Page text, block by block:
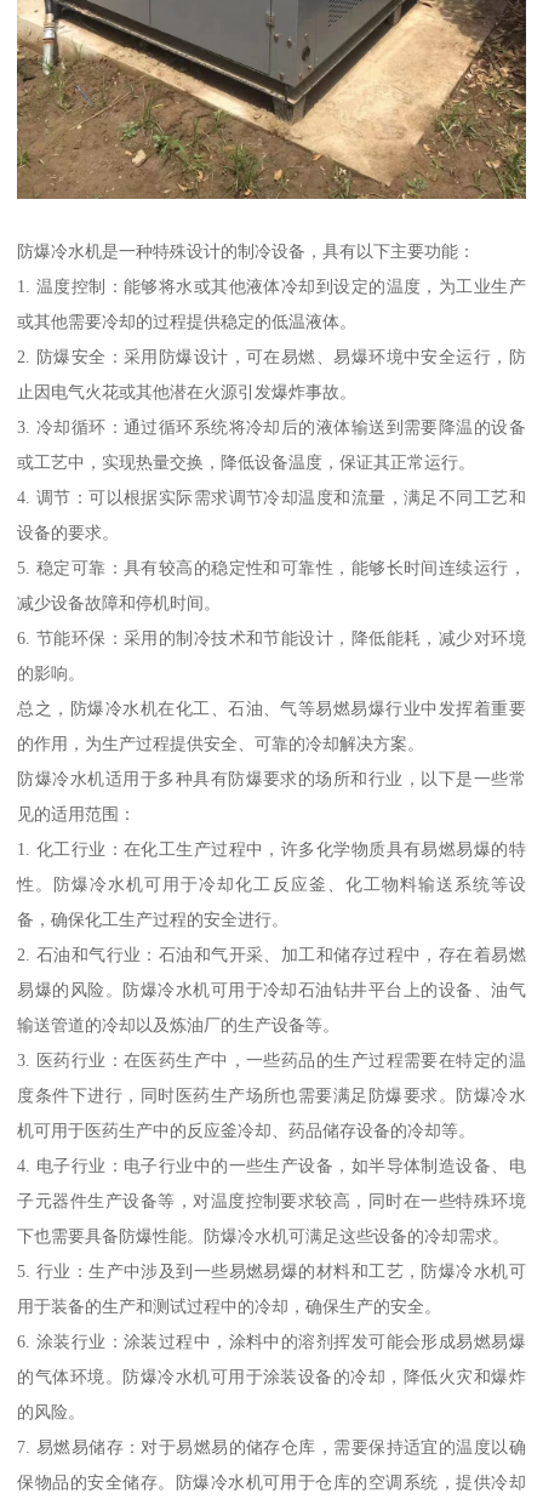
防爆冷水机是一种特殊设计的制冷设备，具有以下主要功能：
1. 温度控制：能够将水或其他液体冷却到设定的温度，为工业生产
或其他需要冷却的过程提供稳定的低温液体。
2. 防爆安全：采用防爆设计，可在易燃、易爆环境中安全运行，防
止因电气火花或其他潜在火源引发爆炸事故。
3. 冷却循环：通过循环系统将冷却后的液体输送到需要降温的设备
或工艺中，实现热量交换，降低设备温度，保证其正常运行。
4. 调节：可以根据实际需求调节冷却温度和流量，满足不同工艺和
设备的要求。
5. 稳定可靠：具有较高的稳定性和可靠性，能够长时间连续运行，
减少设备故障和停机时间。
6. 节能环保：采用的制冷技术和节能设计，降低能耗，减少对环境
的影响。
总之，防爆冷水机在化工、石油、气等易燃易爆行业中发挥着重要
的作用，为生产过程提供安全、可靠的冷却解决方案。
防爆冷水机适用于多种具有防爆要求的场所和行业，以下是一些常
见的适用范围：
1. 化工行业：在化工生产过程中，许多化学物质具有易燃易爆的特
性。防爆冷水机可用于冷却化工反应釜、化工物料输送系统等设
备，确保化工生产过程的安全进行。
2. 石油和气行业：石油和气开采、加工和储存过程中，存在着易燃
易爆的风险。防爆冷水机可用于冷却石油钻井平台上的设备、油气
输送管道的冷却以及炼油厂的生产设备等。
3. 医药行业：在医药生产中，一些药品的生产过程需要在特定的温
度条件下进行，同时医药生产场所也需要满足防爆要求。防爆冷水
机可用于医药生产中的反应釜冷却、药品储存设备的冷却等。
4. 电子行业：电子行业中的一些生产设备，如半导体制造设备、电
子元器件生产设备等，对温度控制要求较高，同时在一些特殊环境
下也需要具备防爆性能。防爆冷水机可满足这些设备的冷却需求。
5. 行业：生产中涉及到一些易燃易爆的材料和工艺，防爆冷水机可
用于装备的生产和测试过程中的冷却，确保生产的安全。
6. 涂装行业：涂装过程中，涂料中的溶剂挥发可能会形成易燃易爆
的气体环境。防爆冷水机可用于涂装设备的冷却，降低火灾和爆炸
的风险。
7. 易燃易储存：对于易燃易的储存仓库，需要保持适宜的温度以确
保物品的安全储存。防爆冷水机可用于仓库的空调系统，提供冷却